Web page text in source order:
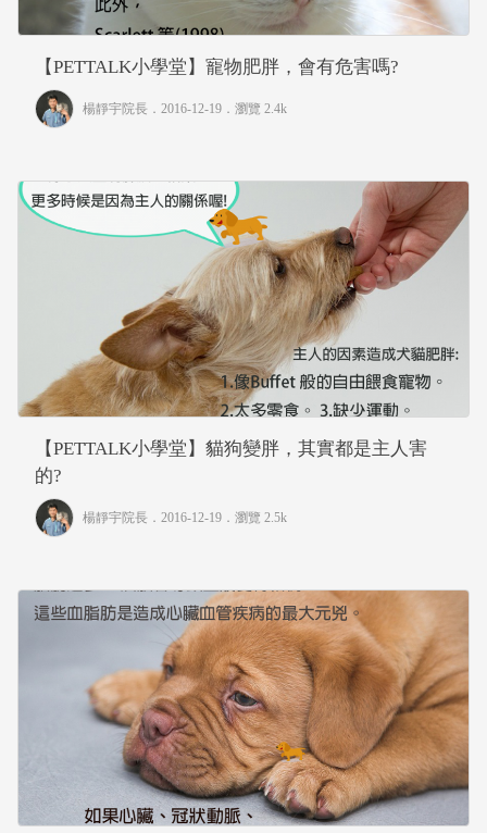
【PETTALK小學堂】寵物肥胖，會有危害嗎?
楊靜宇院長 ．2016-12-19． 瀏覽 2.4k
【PETTALK小學堂】貓狗變胖，其實都是主人害
的?
楊靜宇院長 ．2016-12-19． 瀏覽 2.5k